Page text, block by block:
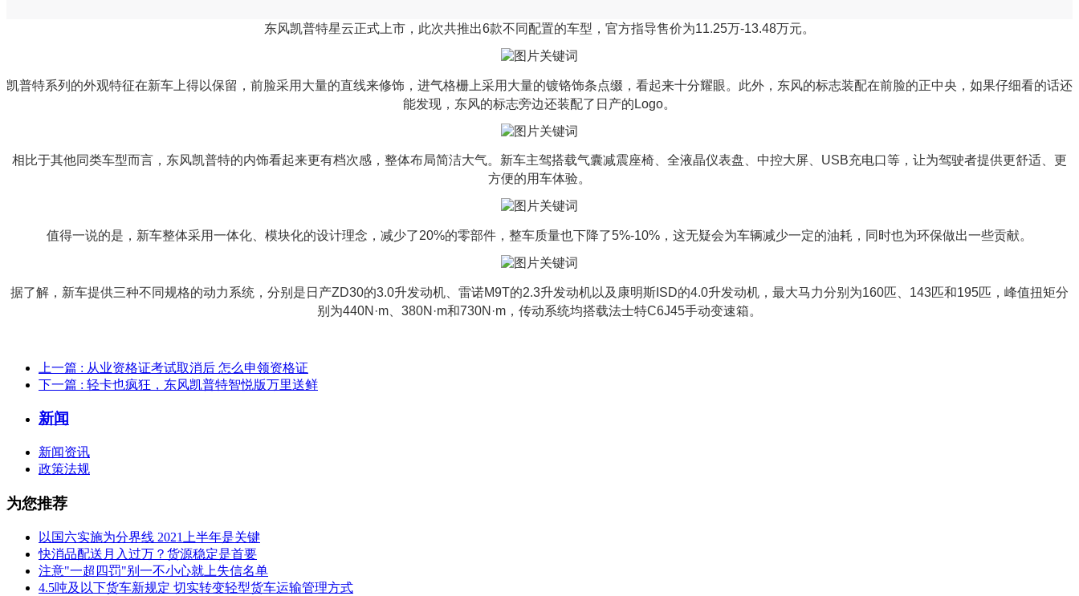
东风凯普特星云正式上市，此次共推出6款不同配置的车型，官方指导售价为11.25万-13.48万元。
凯普特系列的外观特征在新车上得以保留，前脸采用大量的直线来修饰，进气格栅上采用大量的镀铬饰条点缀，看起来十分耀眼。此外，东风的标志装配在前脸的正中央，如果仔细看的话还
能发现，东风的标志旁边还装配了日产的Logo。
相比于其他同类车型而言，东风凯普特的内饰看起来更有档次感，整体布局简洁大气。新车主驾搭载气囊减震座椅、全液晶仪表盘、中控大屏、USB充电口等，让为驾驶者提供更舒适、更
方便的用车体验。
值得一说的是，新车整体采用一体化、模块化的设计理念，减少了20%的零部件，整车质量也下降了5%-10%，这无疑会为车辆减少一定的油耗，同时也为环保做出一些贡献。
据了解，新车提供三种不同规格的动力系统，分别是日产ZD30的3.0升发动机、雷诺M9T的2.3升发动机以及康明斯ISD的4.0升发动机，最大马力分别为160匹、143匹和195匹，峰值扭矩分
别为440N·m、380N·m和730N·m，传动系统均搭载法士特C6J45手动变速箱。
上一篇 : 从业资格证考试取消后 怎么申领资格证
下一篇 : 轻卡也疯狂，东风凯普特智悦版万里送鲜
新闻
新闻资讯
政策法规
为您推荐
以国六实施为分界线 2021上半年是关键
快消品配送月入过万？货源稳定是首要
注意"一超四罚"别一不小心就上失信名单
4.5吨及以下货车新规定 切实转变轻型货车运输管理方式